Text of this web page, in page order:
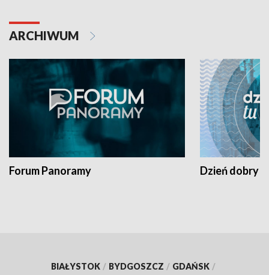
ARCHIWUM
Forum Panoramy Dzień dobry
BIAŁYSTOK / BYDGOSZCZ / GDAŃSK /